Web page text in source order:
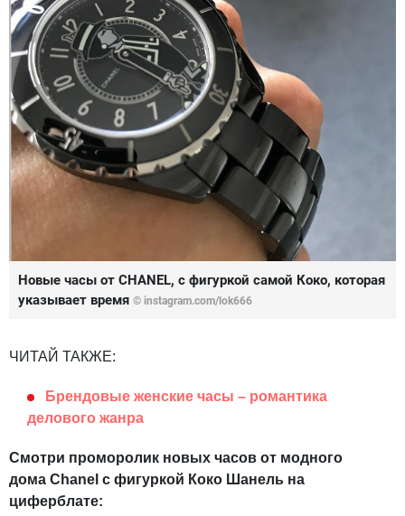
Новые часы от CHANEL, с фигуркой самой Коко, которая
указывает время © instagram.com/lok666
ЧИТАЙ ТАКЖЕ:
Брендовые женские часы – романтика
делового жанра
Смотри проморолик новых часов от модного
дома Chanel с фигуркой Коко Шанель на
циферблате: